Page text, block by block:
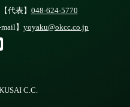
代表】 048-624-5770
】 yoyaku@okcc.co.jp
C.C.